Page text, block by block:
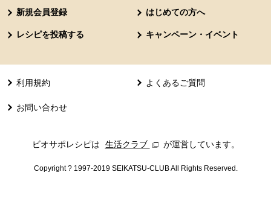
新規会員登録 はじめての方へ
レシピを投稿する キャンペーン・イベント
利用規約 よくあるご質問
お問い合わせ
ビオサポレシピは 生活クラブ 別のウィンドウで開きます。
が運営しています。
Copyright ? 1997-2019 SEIKATSU-CLUB All Rights Reserved.